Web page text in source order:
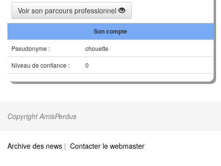
Voir son parcours professionnel
Son compte
Pseudonyme :
chouette
Niveau de confiance :
0
Copyright AmisPerdus
Archive des news | Contacter le webmaster